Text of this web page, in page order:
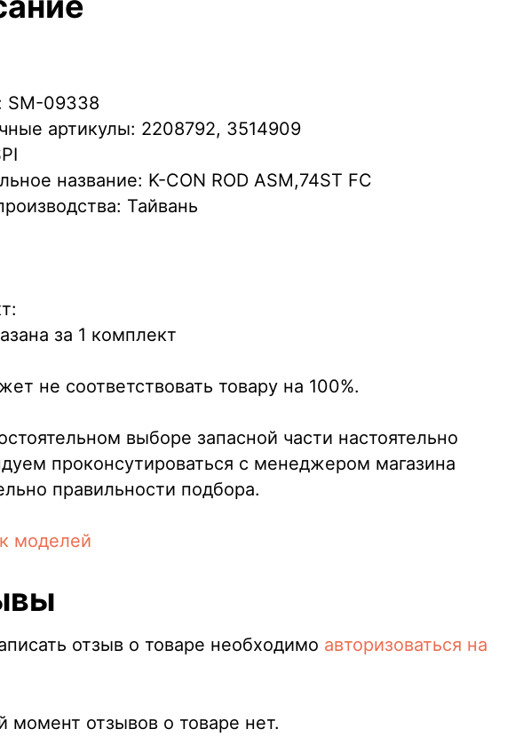
SM-09338
артикулы: 2208792, 3514909
название: K-CON ROD ASM,74ST FC
Тайвань
за 1 комплект
не соответствовать товару на 100%.
выборе запасной части настоятельно
проконсутироваться с менеджером магазина
правильности подбора.
моделей
отзыв о товаре необходимо авторизоваться на
момент отзывов о товаре нет.